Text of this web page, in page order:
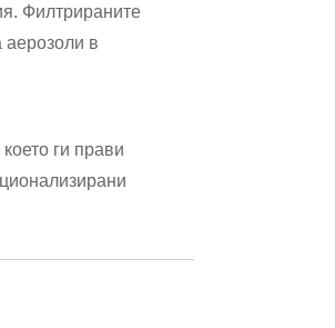
Филтрираните
аерозоли в
ги прави